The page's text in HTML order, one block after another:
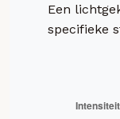
Een
specifieke